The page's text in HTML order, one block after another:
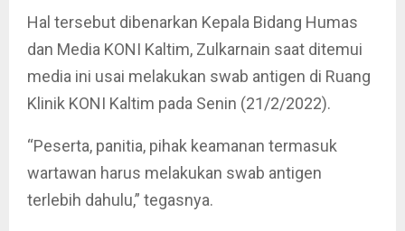
Hal tersebut dibenarkan Kepala Bidang Humas
dan Media KONI Kaltim, Zulkarnain saat ditemui
media ini usai melakukan swab antigen di Ruang
Klinik KONI Kaltim pada Senin (21/2/2022).
“Peserta, panitia, pihak keamanan termasuk
wartawan harus melakukan swab antigen
terlebih dahulu,” tegasnya.